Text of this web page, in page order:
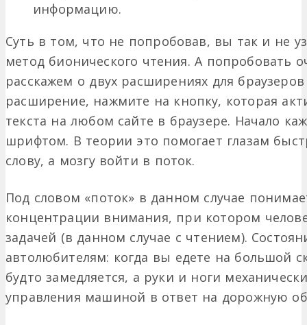
информацию.
Суть в том, что не попробовав, вы так и не
метод бионического чтения. А попробовать
расскажем о двух расширениях для
расширение, нажмите на кнопку, которая
текста на любом сайте в браузере. Начало
шрифтом. В теории это помогает глазам
слову, а мозгу войти в поток.
Под словом «поток» в данном случае
концентрации внимания, при котором
задачей (в данном случае с чтением).
автолюбителям: когда вы едете на большой
будто замедляется, а руки и ноги
управления машиной в ответ на дорожную